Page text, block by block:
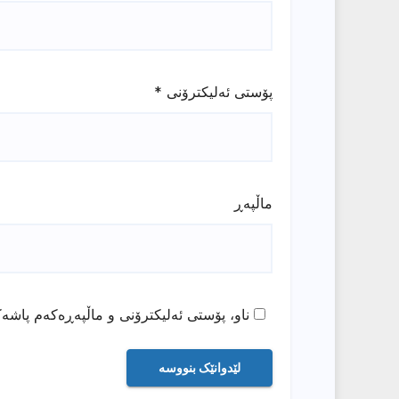
پۆستی ئەلیکترۆنی *
ماڵپه‌ڕ
ناو، پۆستی ئەلیکترۆنی و ماڵپەڕەکەم